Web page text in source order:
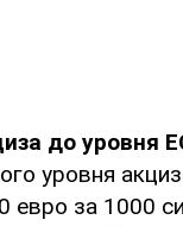
до уровня
уровня
за 1000